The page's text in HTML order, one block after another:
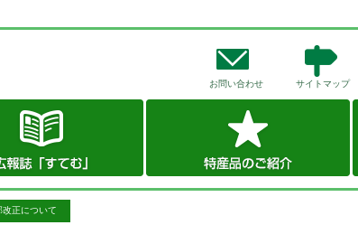
サイトマップ
お問い合わせ
改正について